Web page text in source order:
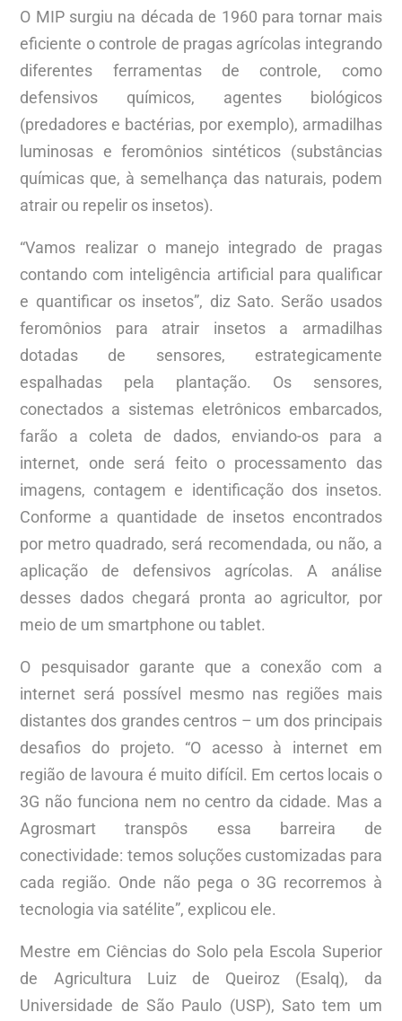
O MIP surgiu na década de 1960 para tornar mais
eficiente o controle de pragas agrícolas integrando
diferentes ferramentas de controle, como
defensivos químicos, agentes biológicos
(predadores e bactérias, por exemplo), armadilhas
luminosas e feromônios sintéticos (substâncias
químicas que, à semelhança das naturais, podem
atrair ou repelir os insetos).
“Vamos realizar o manejo integrado de pragas
contando com inteligência artificial para qualificar
e quantificar os insetos”, diz Sato. Serão usados
feromônios para atrair insetos a armadilhas
dotadas de sensores, estrategicamente
espalhadas pela plantação. Os sensores,
conectados a sistemas eletrônicos embarcados,
farão a coleta de dados, enviando-os para a
internet, onde será feito o processamento das
imagens, contagem e identificação dos insetos.
Conforme a quantidade de insetos encontrados
por metro quadrado, será recomendada, ou não, a
aplicação de defensivos agrícolas. A análise
desses dados chegará pronta ao agricultor, por
meio de um smartphone ou tablet.
O pesquisador garante que a conexão com a
internet será possível mesmo nas regiões mais
distantes dos grandes centros – um dos principais
desafios do projeto. “O acesso à internet em
região de lavoura é muito difícil. Em certos locais o
3G não funciona nem no centro da cidade. Mas a
Agrosmart transpôs essa barreira de
conectividade: temos soluções customizadas para
cada região. Onde não pega o 3G recorremos à
tecnologia via satélite”, explicou ele.
Mestre em Ciências do Solo pela Escola Superior
de Agricultura Luiz de Queiroz (Esalq), da
Universidade de São Paulo (USP), Sato tem um